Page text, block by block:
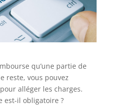
qu’une partie de
reste, vous pouvez
alléger les charges.
est-il obligatoire ?